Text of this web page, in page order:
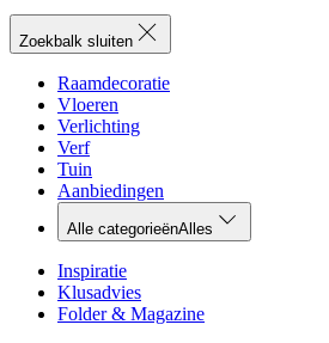
Zoekbalk sluiten
Raamdecoratie
Vloeren
Verlichting
Verf
Tuin
Aanbiedingen
Alle categorieënAlles
Inspiratie
Klusadvies
Folder & Magazine